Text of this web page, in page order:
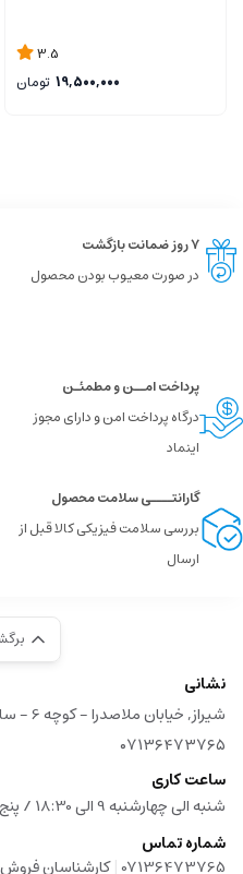
3.5
19,500,000 تومان
۷ روز ضمانت بازگشت
در صورت معیوب بودن محصول
پرداخت امــن و مطمئـن
درگاه پرداخت امن و دارای مجوز
اینماد
گارانتــــی سلامت محصول
بررسی سلامت فیزیکی کالا قبل از
ارسال
نشانی
۰۷۱۳۶۴۷۳۷۶۵
ساعت کاری
شنبه الی چهارشنبه 9 الی 18:30 / پنج شنبه ها 9 الی 14
شماره تماس
07136473765
|